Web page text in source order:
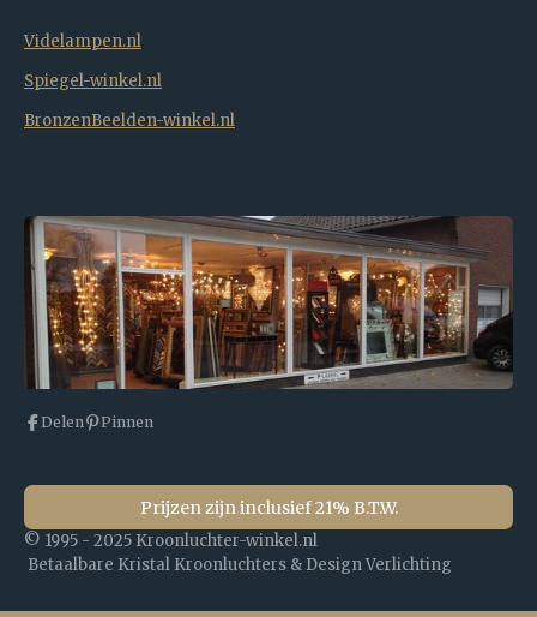
Videlampen.nl
Spiegel-winkel.nl
BronzenBeelden-winkel.nl
Delen Pinnen
Prijzen zijn inclusief 21% B.T.W.
© 1995 - 2025 Kroonluchter-winkel.nl
Betaalbare Kristal Kroonluchters & Design Verlichting